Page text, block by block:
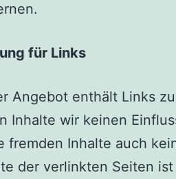
für Links
Angebot enthält Links
Inhalte wir keinen
fremden Inhalte auch
der verlinkten Seiten